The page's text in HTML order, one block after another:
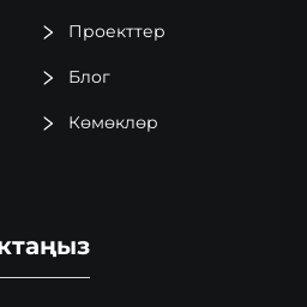
Проекттер
Блог
Көмөклөр